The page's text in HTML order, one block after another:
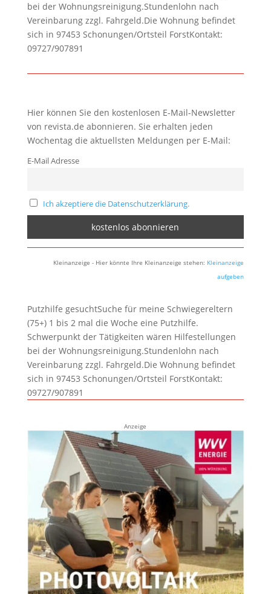
bei der Wohnungsreinigung.Stundenlohn nach
Vereinbarung zzgl. Fahrgeld.Die Wohnung befindet
sich in 97453 Schonungen/Ortsteil ForstKontakt:
09727/907891
Hier können Sie den kostenlosen E-Mail-Newsletter
von revista.de abonnieren. Sie erhalten jeden
Wochentag die aktuellsten Meldungen per E-Mail:
E-Mail Adresse
Ich akzeptiere die Datenschutzerklärung.
Kleinanzeige - Hier könnte Ihre Kleinanzeige stehen: Kleinanzeige
aufgeben
Putzhilfe gesuchtSuche für meine Schwiegereltern
(75+) 1 bis 2 mal die Woche eine Putzhilfe.
Schwerpunkt der Tätigkeiten wären Hilfestellungen
bei der Wohnungsreinigung.Stundenlohn nach
Vereinbarung zzgl. Fahrgeld.Die Wohnung befindet
sich in 97453 Schonungen/Ortsteil ForstKontakt:
09727/907891
Anzeige